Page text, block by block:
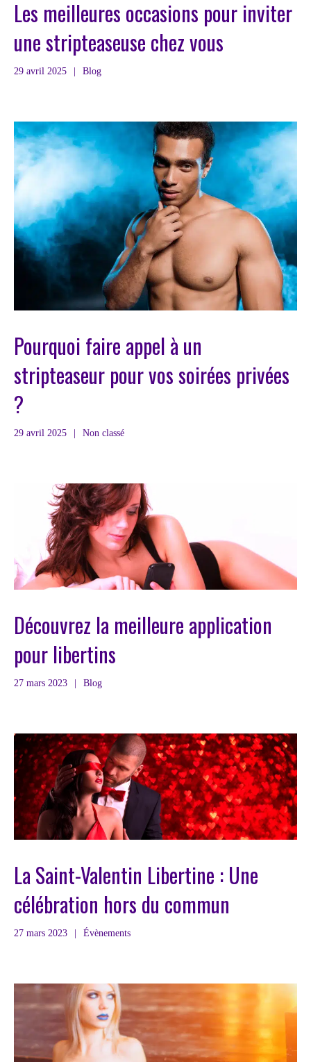
Les meilleures occasions pour inviter
une stripteaseuse chez vous
29 avril 2025 | Blog
Pourquoi faire appel à un
stripteaseur pour vos soirées privées
?
29 avril 2025 Non classé
Découvrez la meilleure application
pour libertins
27 mars 2023 Blog
La Saint-Valentin Libertine : Une
célébration hors du commun
27 mars 2023 Évènements